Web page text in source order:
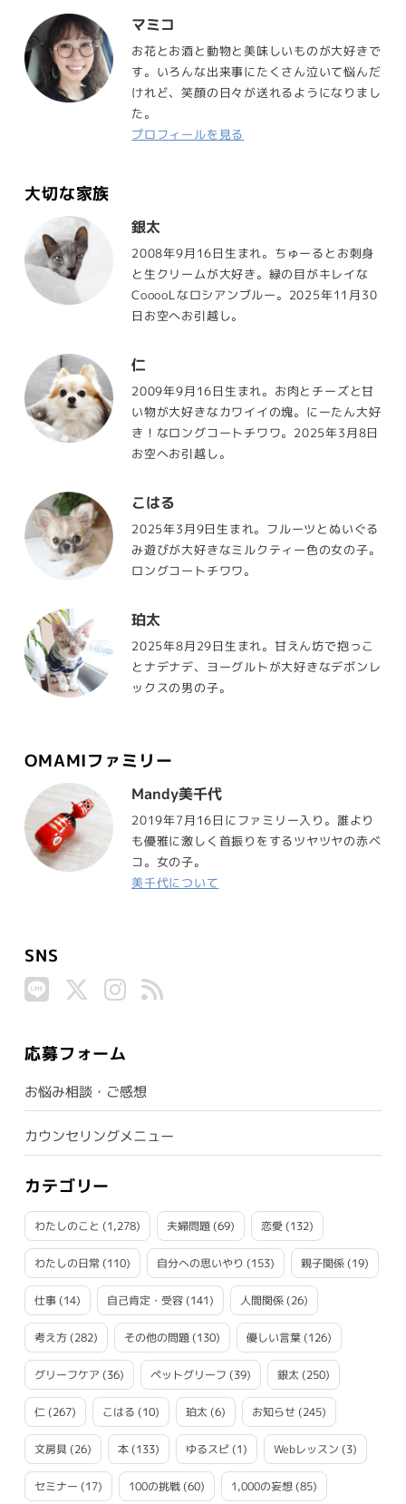
マミコ
お花とお酒と動物と美味しいものが大好きで
す。いろんな出来事にたくさん泣いて悩んだ
けれど、笑顔の日々が送れるようになりまし
た。
プロフィールを見る
大切な家族
銀太
2008年9月16日生まれ。ちゅーるとお刺身
と生クリームが大好き。緑の目がキレイな
CooooLなロシアンブルー。2025年11月30
日お空へお引越し。
仁
2009年9月16日生まれ。お肉とチーズと甘
い物が大好きなカワイイの塊。にーたん大好
き！なロングコートチワワ。2025年3月8日
お空へお引越し。
こはる
2025年3月9日生まれ。フルーツとぬいぐる
み遊びが大好きなミルクティー色の女の子。
ロングコートチワワ。
珀太
2025年8月29日生まれ。甘えん坊で抱っこ
とナデナデ、ヨーグルトが大好きなデボンレ
ックスの男の子。
OMAMIファミリー
Mandy美千代
2019年7月16日にファミリー入り。誰より
も優雅に激しく首振りをするツヤツヤの赤ベ
コ。女の子。
美千代について
SNS
応募フォーム
お悩み相談・ご感想
カウンセリングメニュー
カテゴリー
わたしのこと (1,278) 夫婦問題(69) 恋愛 (132)
わたしの日常(110) 自分への思いやり (153) 親子関係(19)
仕事(14) 自己肯定・受容(141) 人間関係(26)
考え方(282) その他の問題(130) 優しい言葉(126)
グリーフケア (36) ペットグリーフ (39) 銀太 (250)
仁(267) こはる (10) 珀太 (6) お知らせ (245)
文房具(26) 本(133) ゆるスピ(1) Webレッスン (3)
セミナー (17) 100の挑戦(60) 1,000の妄想(85)